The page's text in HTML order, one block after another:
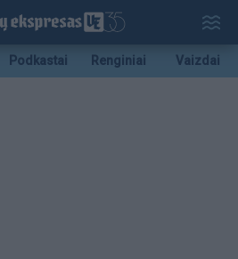
Podkastai Renginiai Vaizdai